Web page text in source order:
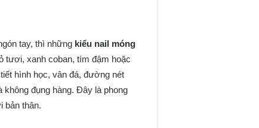
tay, thì những kiểu nail móng
tươi, xanh coban, tím đậm hoặc
hình học, vân đá, đường nét
đụng hàng. Đây là phong
bản thân.